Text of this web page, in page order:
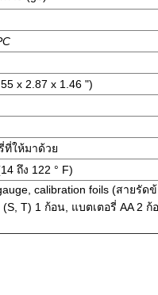
x 2.87 x 1.46 ")
ที่ให้มาด้วย
ถึง 122 ° F)
calibration foils (สายรั
T) 1 ก้อน, แบตเตอรี่ AA 2 ก้